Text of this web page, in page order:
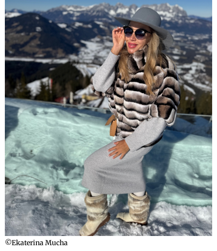
©Ekaterina Mucha